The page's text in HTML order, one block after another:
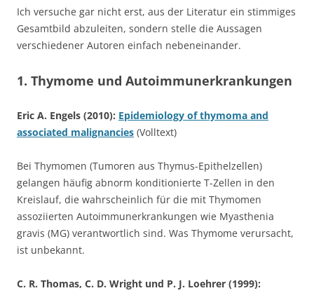
Ich versuche gar nicht erst, aus der Literatur ein stimmiges
Gesamtbild abzuleiten, sondern stelle die Aussagen
verschiedener Autoren einfach nebeneinander.
1. Thymome und Autoimmunerkrankungen
Eric A. Engels (2010): Epidemiology of thymoma and
associated malignancies (Volltext)
Bei Thymomen (Tumoren aus Thymus-Epithelzellen)
gelangen häufig abnorm konditionierte T-Zellen in den
Kreislauf, die wahrscheinlich für die mit Thymomen
assoziierten Autoimmunerkrankungen wie Myasthenia
gravis (MG) verantwortlich sind. Was Thymome verursacht,
ist unbekannt.
C. R. Thomas, C. D. Wright und P. J. Loehrer (1999):